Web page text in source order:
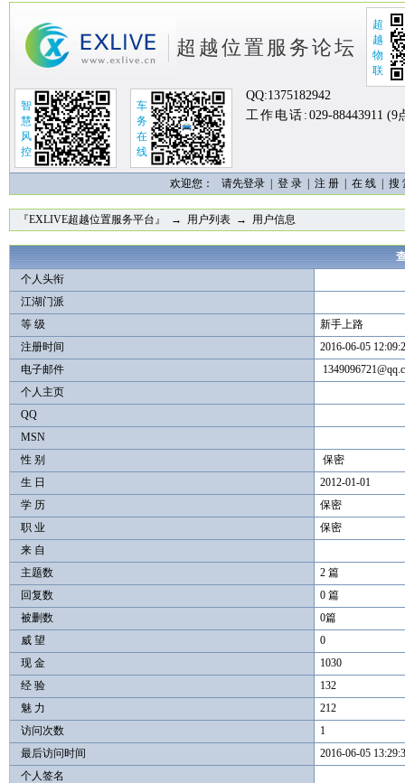
超越位置服务论坛
超
越
物
联
智
慧
风
控
车
务
在
线
QQ:1375182942
工作电话: 029-88443911 (9
欢迎您： 请先登录 | 登 录 注 册 在 线 搜
『EXLIVE超越位置服务平台』 → 用户列表→ 用户信息
个人头衔
江湖门派
等 级
新手上路
注册时间
2016-06-05
电子邮件
个人主页
QQ
MSN
性 别
保密
生 日
2012-01-01
学 历
保密
职 业
保密
来 自
主题数
2 篇
回复数
0 篇
被删数
0篇
威 望
0
现 金
1030
经 验
132
魅 力
212
访问次数
1
最后访问时间
2016-06-05
个人签名